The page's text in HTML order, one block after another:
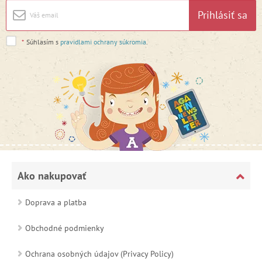
Prihlásiť sa
* Súhlasím s pravidlami ochrany súkromia
Ako nakupovať
Doprava a platba
Obchodné podmienky
Ochrana osobných údajov (Privacy Policy)